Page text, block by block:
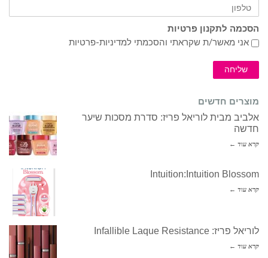
הסכמה לתקנון פרטיות
אני מאשר/ת שקראתי והסכמתי למדיניות-פרטיות
שליחה
מוצרים חדשים
אלביב מבית לוריאל פריז: סדרת מסכות שיער
חדשה
קרא עוד ←
Intuition:Intuition Blossom
קרא עוד ←
לוריאל פריז: Infallible Laque Resistance
קרא עוד ←